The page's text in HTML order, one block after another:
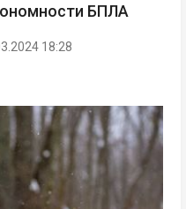
БПЛА
18:28